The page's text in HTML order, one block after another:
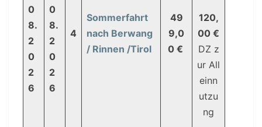
0
8.
2
0
2
6
0
8.
2
0
2
6
4
Sommerfahrt
nach Berwang
/ Rinnen /Tirol
49
9,0
0 €
120,
00 €
DZ z
ur All
einn
utzu
ng